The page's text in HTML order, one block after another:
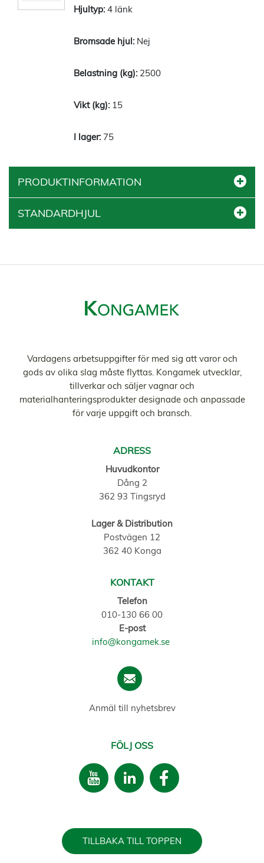
4 länk
Nej
2500
15
75
PRODUKTINFORMATION
STANDARDHJUL
Vardagens arbetsuppgifter för med sig att varor och
gods av olika slag måste flyttas. Kongamek utvecklar,
tillverkar och säljer vagnar och
materialhanteringsprodukter designade och anpassade
för varje uppgift och bransch.
ADRESS
Huvudkontor
Dång 2
362 93 Tingsryd
Lager & Distribution
Postvägen 12
362 40 Konga
KONTAKT
Telefon
010-130 66 00
E-post
info@kongamek.se
Anmäl till nyhetsbrev
FÖLJ OSS
TILLBAKA TILL TOPPEN